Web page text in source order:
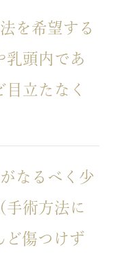
を希望する
乳頭内であ
立たなく
なるべく少
手術方法に
ど傷つけず